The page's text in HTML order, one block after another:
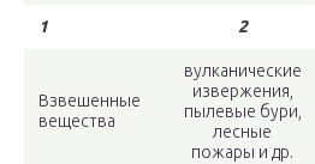
1 2
Взвешенные
вещества
вулканические
извержения,
пылевые бури,
лесные
пожары и др.